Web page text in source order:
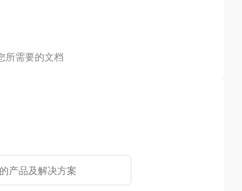
所需要的文档